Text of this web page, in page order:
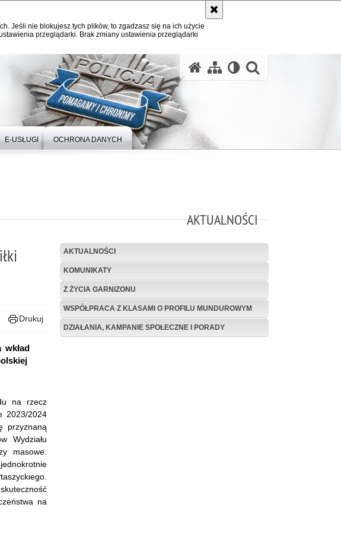
Jeśli nie blokujesz tych plików, to zgadzasz się na ich użycie
przeglądarki. Brak zmiany ustawienia przeglądarki
E-USŁUGI OCHRONA DANYCH
AKTUALNOŚCI
Drukuj
na rzecz
2023/2024
przyznaną
Wydziału
masowe.
na
AKTUALNOŚCI
KOMUNIKATY
Z ŻYCIA GARNIZONU
WSPÓŁPRACA Z KLASAMI O PROFILU MUNDUROWYM
DZIAŁANIA, KAMPANIE SPOŁECZNE I PORADY